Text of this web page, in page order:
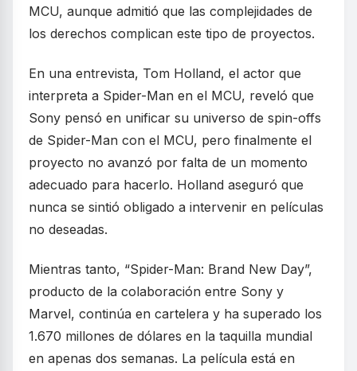
MCU, aunque admitió que las complejidades de
los derechos complican este tipo de proyectos.
En una entrevista, Tom Holland, el actor que
interpreta a Spider-Man en el MCU, reveló que
Sony pensó en unificar su universo de spin-offs
de Spider-Man con el MCU, pero finalmente el
proyecto no avanzó por falta de un momento
adecuado para hacerlo. Holland aseguró que
nunca se sintió obligado a intervenir en películas
no deseadas.
Mientras tanto, “Spider-Man: Brand New Day”,
producto de la colaboración entre Sony y
Marvel, continúa en cartelera y ha superado los
1.670 millones de dólares en la taquilla mundial
en apenas dos semanas. La película está en